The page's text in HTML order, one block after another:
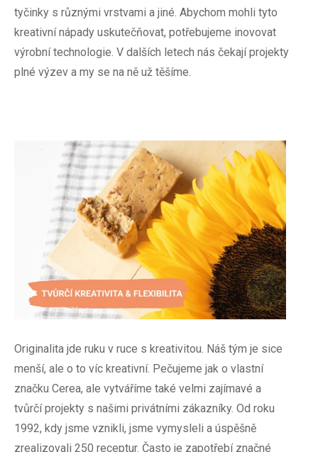
tyčinky s různými vrstvami a jiné. Abychom mohli tyto
kreativní nápady uskutečňovat, potřebujeme inovovat
výrobní technologie. V dalších letech nás čekají projekty
plné výzev a my se na ně už těšíme.
Originalita jde ruku v ruce s kreativitou. Náš tým je sice
menší, ale o to víc kreativní. Pečujeme jak o vlastní
značku Cerea, ale vytváříme také velmi zajímavé a
tvůrčí projekty s našimi privátními zákazníky. Od roku
1992, kdy jsme vznikli, jsme vymysleli a úspěšně
zrealizovali 250 receptur. Často je zapotřebí značné